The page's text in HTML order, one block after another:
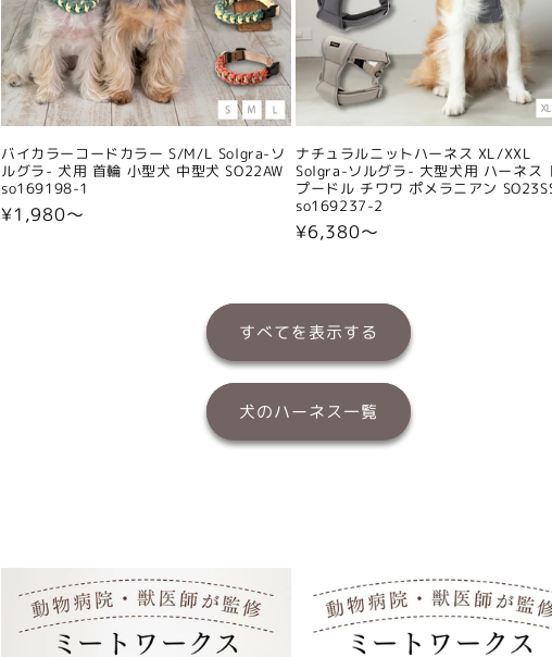
バイカラーコードカラー S/M/L Solgra-ソ
ルグラ- 犬用 首輪 小型犬 中型犬 SO22AW
so169198-1
通
¥1,980〜
ナチュラルニットハーネス XL/XXL
Solgra-ソルグラ- 大型犬用 ハーネス
プードル チワワ ポメラニアン
so169237-2
通
格
¥6,380〜
すべてを表示する
犬のハーネス一覧